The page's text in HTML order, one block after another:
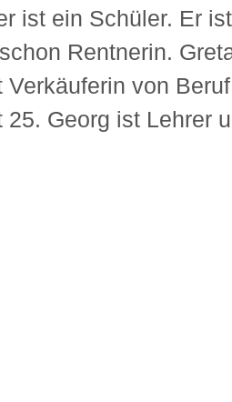
ist ein Schüler. Er
Rentnerin.
Verkäuferin von
25. Georg ist Lehrer